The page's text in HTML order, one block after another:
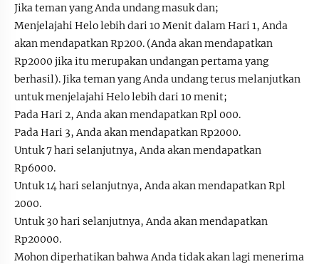
Jika teman yang Anda undang masuk dan;
Menjelajahi Helo lebih dari 10 Menit dalam Hari 1, Anda
akan mendapatkan Rp200. (Anda akan mendapatkan
Rp2000 jika itu merupakan undangan pertama yang
berhasil). Jika teman yang Anda undang terus melanjutkan
untuk menjelajahi Helo lebih dari 10 menit;
Pada Hari 2, Anda akan mendapatkan Rpl 000.
Pada Hari 3, Anda akan mendapatkan Rp2000.
Untuk 7 hari selanjutnya, Anda akan mendapatkan
Rp6000.
Untuk 14 hari selanjutnya, Anda akan mendapatkan Rpl
2000.
Untuk 30 hari selanjutnya, Anda akan mendapatkan
Rp20000.
Mohon diperhatikan bahwa Anda tidak akan lagi menerima